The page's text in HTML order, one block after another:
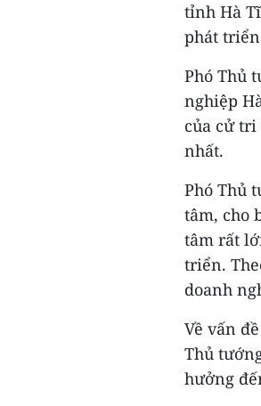
tỉnh Hà
phát
Phó Thủ
nghiệp
của cử tri
nhất.
Phó Thủ
tâm, cho
tâm rất
triển.
doanh
Về vấn
Thủ
hưởng